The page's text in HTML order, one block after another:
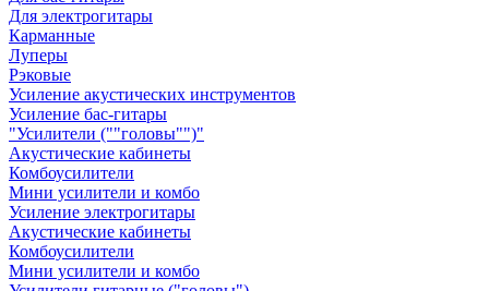
Для электрогитары
Карманные
Луперы
Рэковые
Усиление акустических инструментов
Усиление бас-гитары
"Усилители (""головы"")"
Акустические кабинеты
Комбоусилители
Мини усилители и комбо
Усиление электрогитары
Акустические кабинеты
Комбоусилители
Мини усилители и комбо